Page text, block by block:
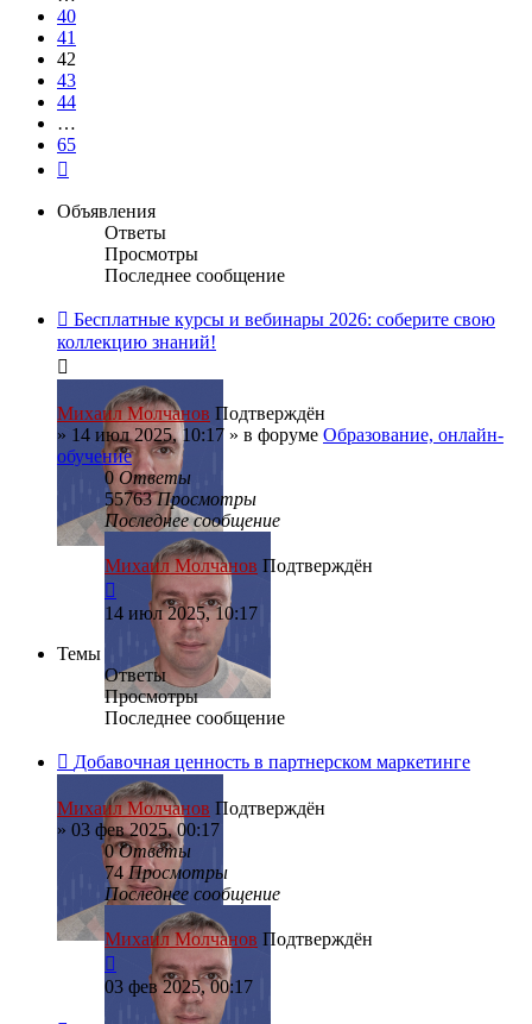
40
41
42
43
44
…
65
Объявления
Ответы
Просмотры
Последнее сообщение
Бесплатные курсы и вебинары 2026: соберите свою
коллекцию знаний!
Михаил Молчанов Подтверждён
» 14 июл 2025, 10:17 » в форуме Образование, онлайн-
обучение
0 Ответы
55763Просмотры
Последнее сообщение
Михаил Молчанов Подтверждён
14 июл 2025, 10:17
Темы
Ответы
Просмотры
Последнее сообщение
Добавочная ценность в партнерском маркетинге
Михаил Молчанов Подтверждён
» 03 фев 2025, 00:17
0Ответы
74Просмотры
Последнее сообщение
Михаил Молчанов Подтверждён
03 фев 2025, 00:17